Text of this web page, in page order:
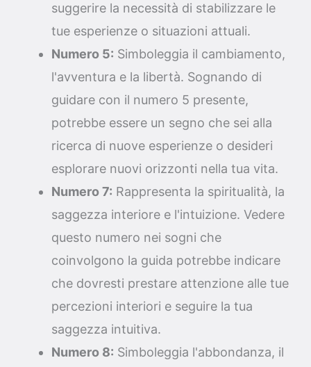
suggerire la necessità di stabilizzare le
tue esperienze o situazioni attuali.
Numero 5: Simboleggia il cambiamento,
l'avventura e la libertà. Sognando di
guidare con il numero 5 presente,
potrebbe essere un segno che sei alla
ricerca di nuove esperienze o desideri
esplorare nuovi orizzonti nella tua vita.
Numero 7: Rappresenta la spiritualità, la
saggezza interiore e l'intuizione. Vedere
questo numero nei sogni che
coinvolgono la guida potrebbe indicare
che dovresti prestare attenzione alle tue
percezioni interiori e seguire la tua
saggezza intuitiva.
Numero 8: Simboleggia l'abbondanza, il